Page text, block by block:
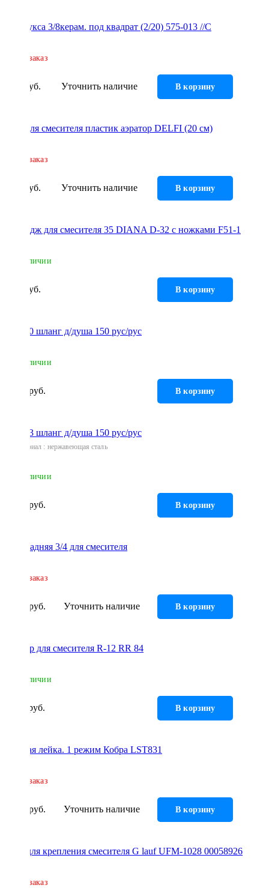
Кран букса 3/8керам. под квадрат (2/20) 575-013 //С
Под заказ
77 руб. Уточнить наличие В корзину
Гусак для смесителя пластик аэратор DELFI (20 см)
Под заказ
80 руб. Уточнить наличие В корзину
Картридж для смесителя 35 DIANA D-32 с ножками F51-1
В наличии
97 руб. В корзину
ШД-450 шланг д/душа 150 рус/рус
В наличии
100 руб. В корзину
ШД-423 шланг д/душа 150 рус/рус
Материал нержавеющая сталь
В наличии
100 руб. В корзину
Гайка задняя 3/4 для смесителя
Под заказ
109 руб. Уточнить наличие В корзину
Аэратор для смесителя R-12 RR 84
В наличии
112 руб. В корзину
Душевая лейка. 1 режим Кобра LST831
Под заказ
123 руб. Уточнить наличие В корзину
Гайка для крепления смесителя G lauf UFM-1028 00058926
Под заказ